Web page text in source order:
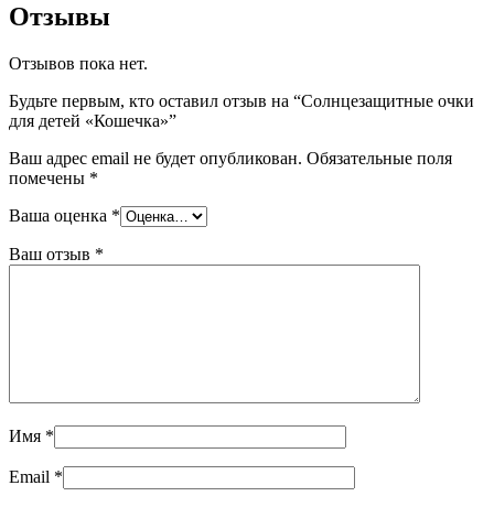
Отзывы
Отзывов пока нет.
Будьте первым, кто оставил отзыв на “Солнцезащитные очки
для детей «Кошечка»”
Ваш адрес email не будет опубликован. Обязательные поля
помечены *
Ваша оценка *
Ваш отзыв *
Имя *
Email *